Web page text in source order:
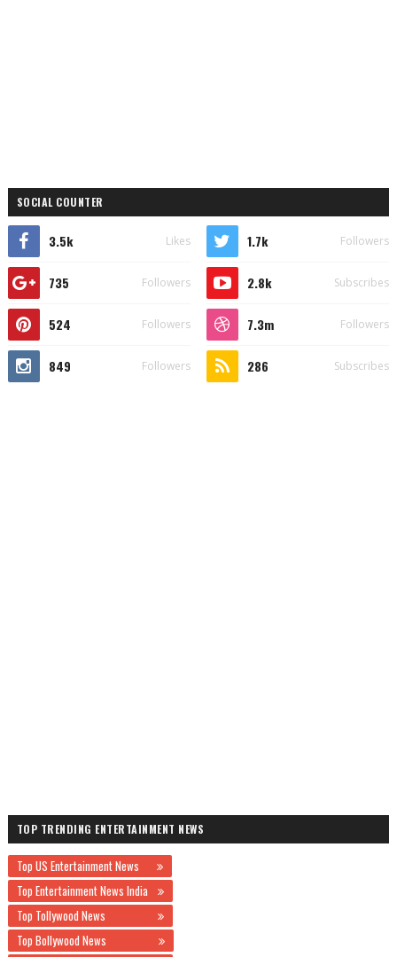
SOCIAL COUNTER
3.5k Likes 1.7k Followers
735 Followers 2.8k Subscribes
524 Followers 7.3m Followers
849 Followers 286 Subscribes
TOP TRENDING ENTERTAINMENT NEWS
Top US Entertainment News
Top Entertainment News India
Top Tollywood News
Top Bollywood News